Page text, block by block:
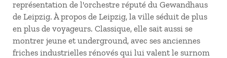
représentation de l'orchestre réputé du Gewandhaus
de Leipzig. À propos de Leipzig, la ville séduit de plus
en plus de voyageurs. Classique, elle sait aussi se
montrer jeune et underground, avec ses anciennes
friches industrielles rénovés qui lui valent le surnom